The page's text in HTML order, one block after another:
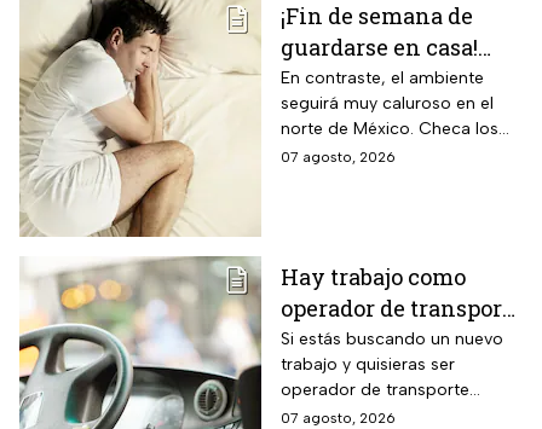
¡Fin de semana de
guardarse en casa!
Monzón mexicano
dejará lluvias
intensas en estos
estados; así estará el
En contraste, el ambiente
seguirá muy caluroso en el
norte de México. Checa los
detalles y toma precauciones.
07 agosto, 2026
Hay trabajo como
operador de transporte
público con sueldo de
18 mil pesos, bonos y
despensa
Si estás buscando un nuevo
trabajo y quisieras ser
operador de transporte
público, publicaron algunas
07 agosto, 2026